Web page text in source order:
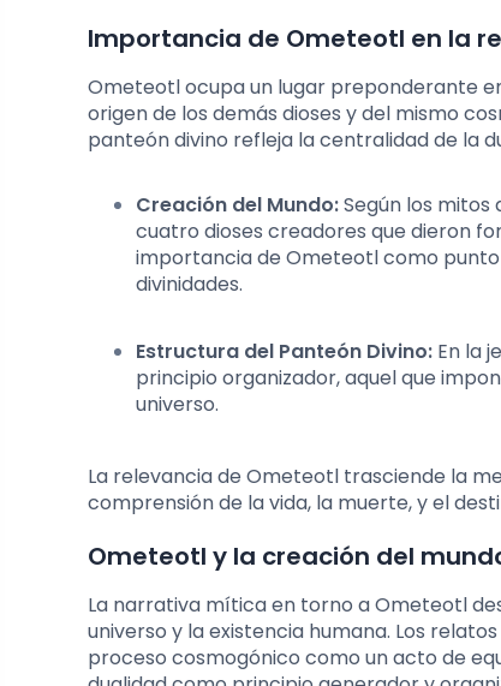
Importancia de Ometeotl en la
Ometeotl ocupa un lugar preponderante
origen de los demás dioses y del mismo
panteón divino refleja la centralidad de la
Creación del Mundo:Según los
cuatro dioses creadores que dieron
importancia de Ometeotl como
divinidades.
Estructura del Panteón Divino: En la
principio organizador, aquel que
universo.
La relevancia de Ometeotl trasciende la
comprensión de la vida, la muerte, y el
Ometeotl y la creación del
La narrativa mítica en torno a Ometeotl
universo y la existencia humana. Los
proceso cosmogónico como un acto de